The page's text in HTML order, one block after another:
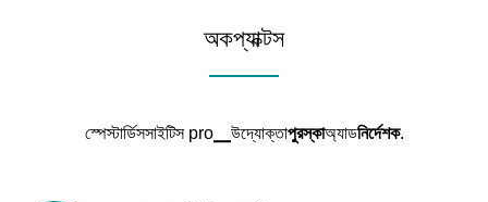
অকপ্যাক্টস
স্পেস্টার্ডিসসাইটিস pro▁উদ্যোক্তাপুরস্কাঅ্যাডনির্দেশক.